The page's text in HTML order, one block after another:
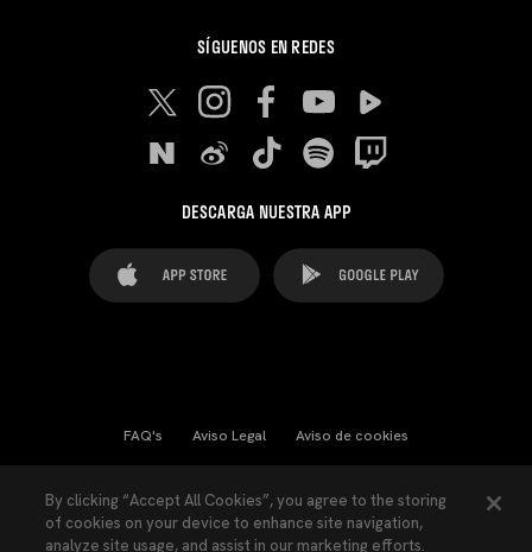
SÍGUENOS EN REDES
DESCARGA NUESTRA APP
FAQ's Aviso Legal Aviso de cookies
Ley Transparencia Política de Privacidad
By clicking “Accept All Cookies”, you agree to the storing
of cookies on your device to enhance site navigation,
analyze site usage, and assist in our marketing efforts.